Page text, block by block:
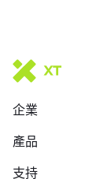
企業
產品
支持